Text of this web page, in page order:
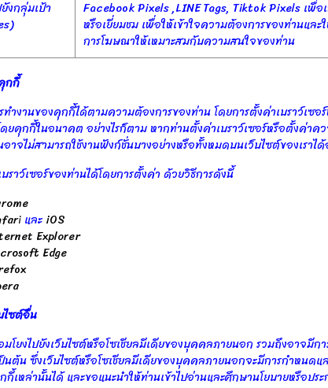
งกลุ่มเป้า
Facebook Pixels ,LINE Tags, Tiktok Pixels เพื่
หรือเยี่ยมชม เพื่อให้เข้าใจความต้องการของท่านแล
การโฆษณาให้เหมาะสมกับความสนใจของท่าน
กกี้
ทำงานของคุกกี้ได้ตามความต้องการของท่าน โดยการตั้งค่าเบราว์เซ
ดยคุกกี้ในอนาคต อย่างไรก็ตาม หากท่านตั้งค่าเบราว์เซอร์หรือตั้งค่า
จไม่สามารถใช้งานฟังก์ชั่นบางอย่างหรือทั้งหมดบนเว็บไซต์ของเราไ
าว์เซอร์ของท่านได้โดยการตั้งค่า ด้วยวิธีการดังนี้
และiOS
Explorer
Edge
ไซต์อื่น
มโยงไปยังเว็บไซต์หรือโซเชียลมีเดียของบุคคลภายนอก รวมถึงอาจมี
นต้น ซึ่งเว็บไซต์หรือโซเชียลมีเดียของบุคคลภายนอกจะมีการกำหนดแ
หล่านั้นได้ และขอแนะนำให้ท่านเข้าไปอ่านและศึกษานโยบายหรือป